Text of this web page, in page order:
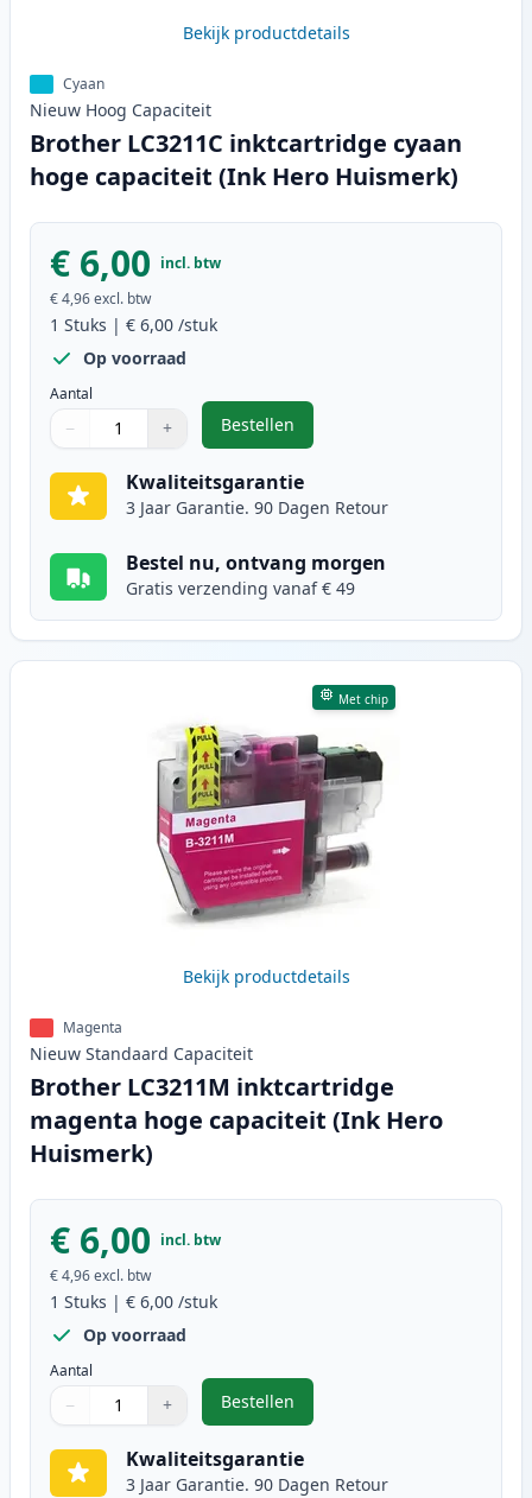
Bekijk productdetails
Cyaan
Nieuw Hoog Capaciteit
Brother LC3211C inktcartridge cyaan
hoge capaciteit (Ink Hero Huismerk)
€ 6,00 incl. btw
€ 4,96excl. btw
1 Stuks | € 6,00 /stuk
Op voorraad
Aantal
Gebruik de knoppen om aan te passen
− +
1
Bestellen
,Brother LC3211C inktcartridge
Kwaliteitsgarantie
3 Jaar Garantie. 90 Dagen Retour
Bestel nu, ontvang morgen
Gratis verzending vanaf € 49
Met chip
Bekijk productdetails
Magenta
Nieuw Standaard Capaciteit
Brother LC3211M inktcartridge
magenta hoge capaciteit (Ink Hero
Huismerk)
€ 6,00 incl. btw
€ 4,96excl. btw
1 Stuks | € 6,00 /stuk
Op voorraad
Aantal
Gebruik de knoppen om aan te passen
− +
1
Bestellen
,Brother LC3211M inktcartridge
Kwaliteitsgarantie
3 Jaar Garantie. 90 Dagen Retour